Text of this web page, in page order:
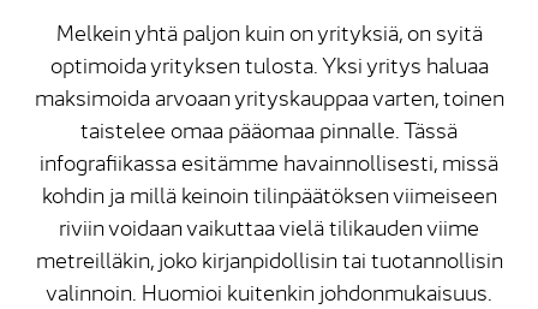
Melkein yhtä paljon kuin on yrityksiä, on syitä
optimoida yrityksen tulosta. Yksi yritys haluaa
maksimoida arvoaan yrityskauppaa varten, toinen
taistelee omaa pääomaa pinnalle. Tässä
infografiikassa esitämme havainnollisesti, missä
kohdin ja millä keinoin tilinpäätöksen viimeiseen
riviin voidaan vaikuttaa vielä tilikauden viime
metreilläkin, joko kirjanpidollisin tai tuotannollisin
valinnoin. Huomioi kuitenkin johdonmukaisuus.